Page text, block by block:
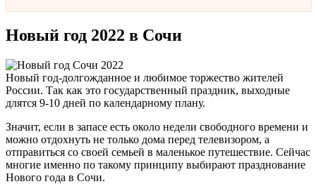
Новый год 2022 в Сочи
Новый год-долгожданное и любимое торжество жителей
России. Так как это государственный праздник, выходные
длятся 9-10 дней по календарному плану.
Значит, если в запасе есть около недели свободного времени и
можно отдохнуть не только дома перед телевизором, а
отправиться со своей семьей в маленькое путешествие. Сейчас
многие именно по такому принципу выбирают празднование
Нового года в Сочи.